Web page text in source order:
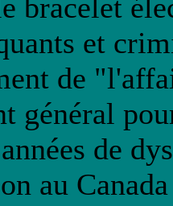
bracelet
et
de
général
de
au